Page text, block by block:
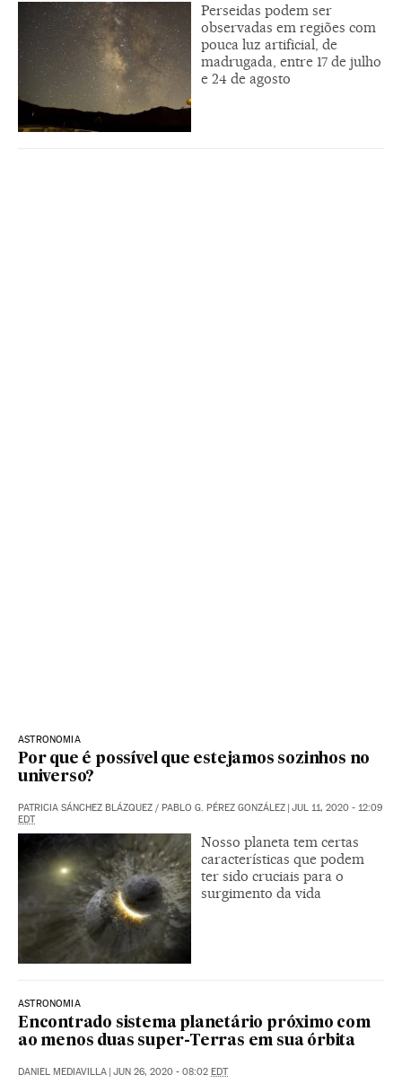
Perseidas podem ser
observadas em regiões com
pouca luz artificial, de
madrugada, entre 17 de julho
e 24 de agosto
ASTRONOMIA
Por que é possível que estejamos sozinhos no
universo?
PATRICIA SÁNCHEZ BLÁZQUEZ / PABLO G. PÉREZ GONZÁLEZ | JUL 11, 2020 - 12:09
EDT
Nosso planeta tem certas
características que podem
ter sido cruciais para o
surgimento da vida
ASTRONOMIA
Encontrado sistema planetário próximo com
ao menos duas super-Terras em sua órbita
DANIEL MEDIAVILLA | JUN 26, 2020 - 08:02 EDT